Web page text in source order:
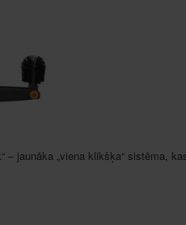
– jaunāka „viena klikšķa“ sistēma,